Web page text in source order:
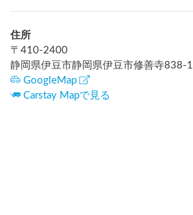
住所
〒 410-2400
静岡県伊豆市静岡県伊豆市修善寺838-1
GoogleMap
Carstay Mapで見る